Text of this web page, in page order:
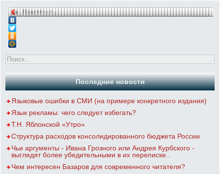
Поделиться…
Последние новости
Языковые ошибки в СМИ (на примере конкретного издания)
Язык рекламы: чего следует избегать?
Т.Н. Яблонской «Утро»
Структура расходов консолидированного бюджета России
Чьи аргументы - Ивана Грозного или Андрея Курбского -
выглядят более убедительными в их переписке..
Чем интересен Базаров для современного читателя?